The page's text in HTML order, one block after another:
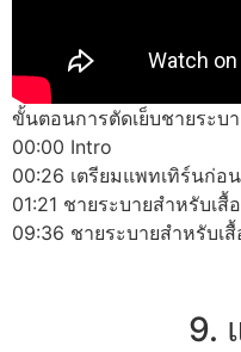
ขั้นตอนการตัดเย็บชายระบ
00:00 Intro
00:26 เตรียมแพทเทิร์นก่อน
01:21 ชายระบายสำหรับเสื้
09:36 ชายระบายสำหรับเ
9.